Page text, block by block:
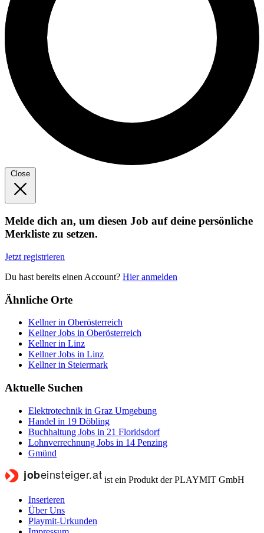
Close
Melde dich an, um diesen Job auf deine persönliche
Merkliste zu setzen.
Jetzt registrieren
Du hast bereits einen Account? Hier anmelden
Ähnliche Orte
Kellner in Oberösterreich
Kellner Jobs in Oberösterreich
Kellner in Linz
Kellner Jobs in Linz
Kellner in Steiermark
Aktuelle Suchen
Elektrotechnik in Graz Umgebung
Handel in 19 Döbling
Buchhaltung Jobs in 21 Floridsdorf
Lohnverrechnung Jobs in 14 Penzing
Gmünd
ist ein Produkt der PLAYMIT GmbH
Inserieren
Über Uns
Playmit-Urkunden